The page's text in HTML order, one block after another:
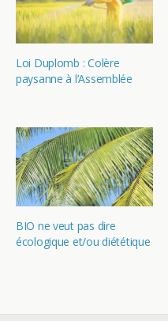
Loi Duplomb : Colère
paysanne à l’Assemblée
BIO ne veut pas dire
écologique et/ou diététique